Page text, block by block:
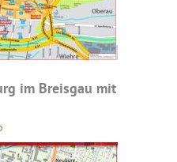
im Breisgau mit